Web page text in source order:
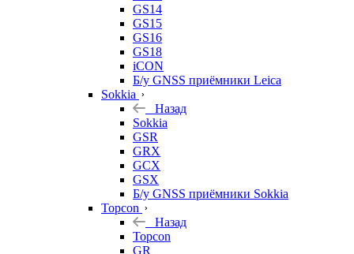
GS14
GS15
GS16
GS18
iCON
Б/у GNSS приёмники Leica
Sokkia
Назад
Sokkia
GSR
GRX
GCX
GSX
Б/у GNSS приёмники Sokkia
Topcon
Назад
Topcon
GR